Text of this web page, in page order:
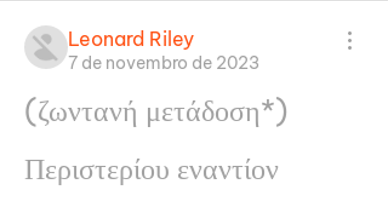
Leonard Riley
7 de novembro de 2023
(ζωντανή μετάδοση*)
Περιστερίου εναντίον